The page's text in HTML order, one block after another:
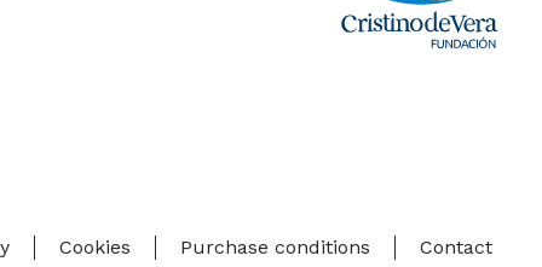
Cookies Purchase conditions Contact